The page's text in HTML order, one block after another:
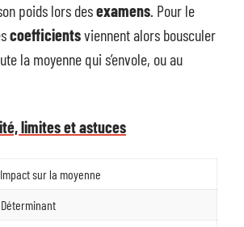
poids lors desexamens. Pour le
coefficientsviennent alors bousculer
la moyenne qui s’envole, ou au
limites et astuces
Impact sur la moyenne
Déterminant